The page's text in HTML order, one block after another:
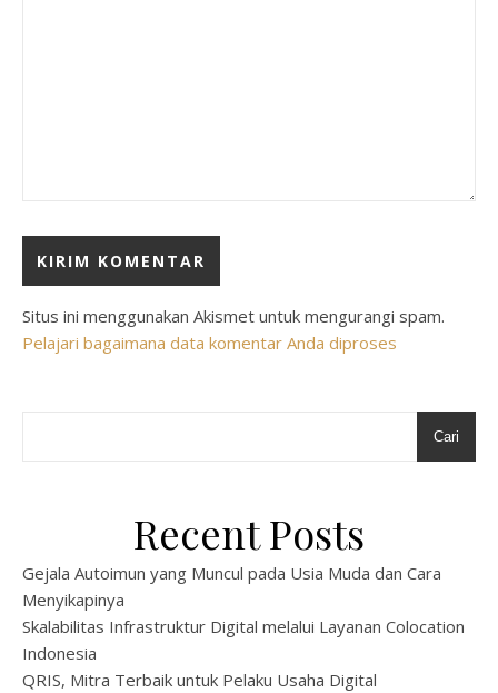
Situs ini menggunakan Akismet untuk mengurangi spam.
Pelajari bagaimana data komentar Anda diproses
Cari
Recent Posts
Gejala Autoimun yang Muncul pada Usia Muda dan Cara
Menyikapinya
Skalabilitas Infrastruktur Digital melalui Layanan Colocation
Indonesia
QRIS, Mitra Terbaik untuk Pelaku Usaha Digital